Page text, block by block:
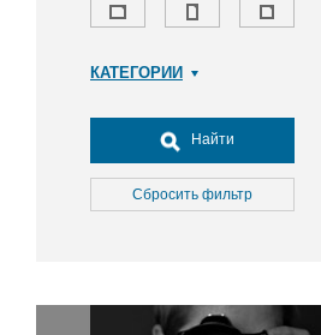
КАТЕГОРИИ
Досуг, туризм и отдых
Культура
Медицина
Окружающая среда
Найти
Сбросить фильтр